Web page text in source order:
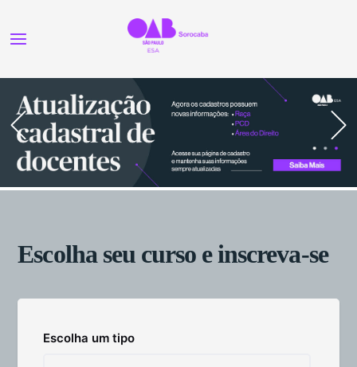
Escolha seu curso e inscreva-se
Escolha um tipo